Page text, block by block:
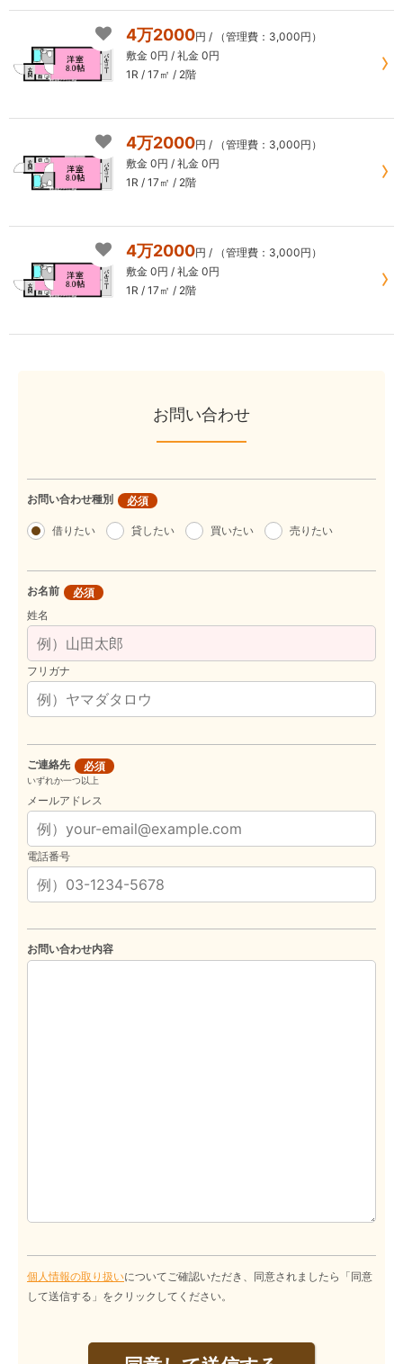
4万2000円 / （管理費：3,000円）
敷金 0円 / 礼金 0円
1R / 17㎡ / 2階
4万2000円 / （管理費：3,000円）
敷金 0円 / 礼金 0円
1R / 17㎡ / 2階
4万2000円 / （管理費：3,000円）
敷金 0円 / 礼金 0円
1R / 17㎡ / 2階
お問い合わせ
お問い合わせ種別 必須
借りたい 貸したい 買いたい 売りたい
お名前
必須
姓名
フリガナ
ご連絡先 必須
いずれか一つ以上
メールアドレス
電話番号
お問い合わせ内容
個人情報の取り扱いについてご確認いただき、同意されましたら「同意
して送信する」をクリックしてください。